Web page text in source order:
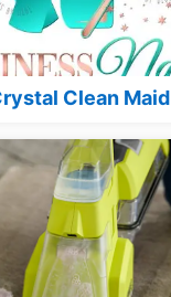
Clean Maid